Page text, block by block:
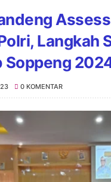
Langkah
Soppeng
0 KOMENTAR